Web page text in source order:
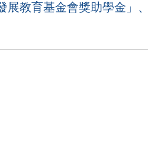
教育基金會獎助學金」